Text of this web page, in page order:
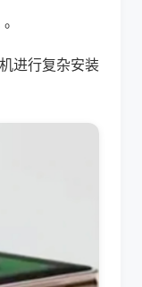
进行复杂安装